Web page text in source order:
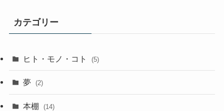
カテゴリー
ヒト・モノ・コト (5)
夢 (2)
本棚 (14)